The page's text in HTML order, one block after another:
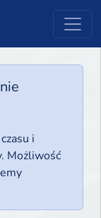
i
Możliwość